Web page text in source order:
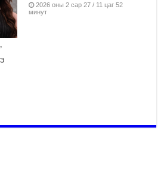
2026 оны 2 сар 27 / 11 цаг 52
минут